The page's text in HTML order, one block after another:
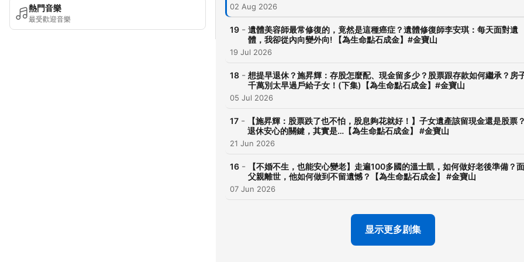
熱門音樂
最受歡迎音樂
02 Aug 2026
19 - 遺體美容師最常修復的，竟然是這種癌症？遺體修復師李安琪：每天面對遺
體，我卻從內向變外向! 【為生命點石成金】#金寶山
19 Jul 2026
18 - 想提早退休？施昇輝：存股怎麼配、現金留多少？股票跟存款如何繼承？房
千萬別太早過戶給子女！(下集)【為生命點石成金】#金寶山
05 Jul 2026
17 -
【施昇輝：股票跌了也不怕，股息夠花就好！】子女遺產該留現金還是股票？
退休安心的關鍵，其實是…【為生命點石成金】 #金寶山
21 Jun 2026
16 -
【不婚不生，也能安心變老】走遍100多國的溫士凱，如何做好老後準備？
父親離世，他如何做到不留遺憾？【為生命點石成金】 #金寶山
07 Jun 2026
显示更多剧集